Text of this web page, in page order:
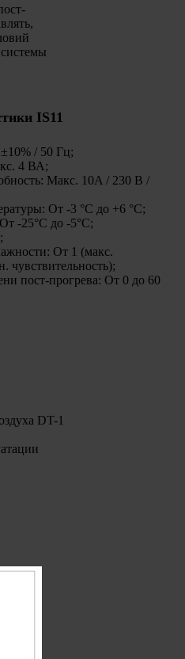
IS11
/ 50 Гц;
4 ВА;
Макс. 10A / 230 В /
От -3 °С до +6 °С;
-25°С до -5°С;
От 1 (макс.
чувствительность);
пост-прогрева: От 0 до 60
DT-1